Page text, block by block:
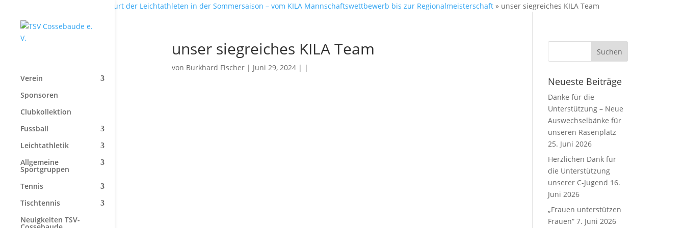
Endspurt der Leichtathleten in der Sommersaison – vom KILA Mannschaftswettbewerb bis zur Regionalmeisterschaft » unser siegreiches KILA Team
Verein
Sponsoren
Clubkollektion
Fussball
Leichtathletik
Allgemeine
Sportgruppen
Tennis
Tischtennis
Neuigkeiten TSV-
unser siegreiches KILA Team
von Burkhard Fischer| Juni 29, 2024 | |
Neueste Beiträge
Danke für die
Unterstützung – Neue
Auswechselbänke für
unseren Rasenplatz
25. Juni 2026
Herzlichen Dank für
die Unterstützung
unserer C-Jugend 16.
Juni 2026
„Frauen unterstützen
Frauen“ 7. Juni 2026